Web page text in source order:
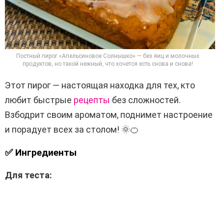
Постный пирог «Апельсиновое Солнышко» — без яиц и молочных
продуктов, но такой нежный, что хочется есть снова и снова!
Этот пирог — настоящая находка для тех, кто
любит быстрые рецепты без сложностей.
Взбодрит своим ароматом, поднимет настроение
и порадует всех за столом! 🌞🍊
✅ Ингредиенты
Для теста: